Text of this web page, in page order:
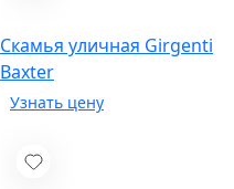
Скамья уличная Girgenti
Baxter